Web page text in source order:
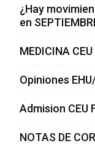
¿Hay
en
MEDICINA
Opiniones
Admision CEU
NOTAS DE